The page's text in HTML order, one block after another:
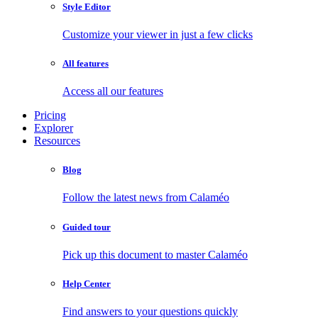
Style Editor
Customize your viewer in just a few clicks
All features
Access all our features
Pricing
Explorer
Resources
Blog
Follow the latest news from Calaméo
Guided tour
Pick up this document to master Calaméo
Help Center
Find answers to your questions quickly